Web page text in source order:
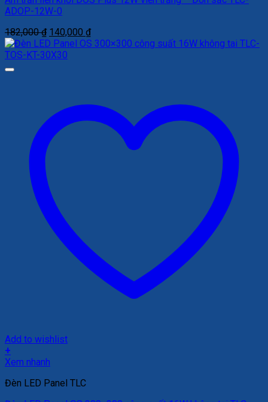
ADOP-12W-0
182,000₫ Giá
gốc
là:
140,000 ₫Giá
hiện
Add to wishlist
+
Xem nhanh
Đèn LED Panel TLC